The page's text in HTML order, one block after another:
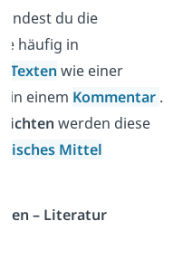
findest du die
häufig in
Texten wie einer
in einem Kommentar .
werden diese
Mittel
– Literatur